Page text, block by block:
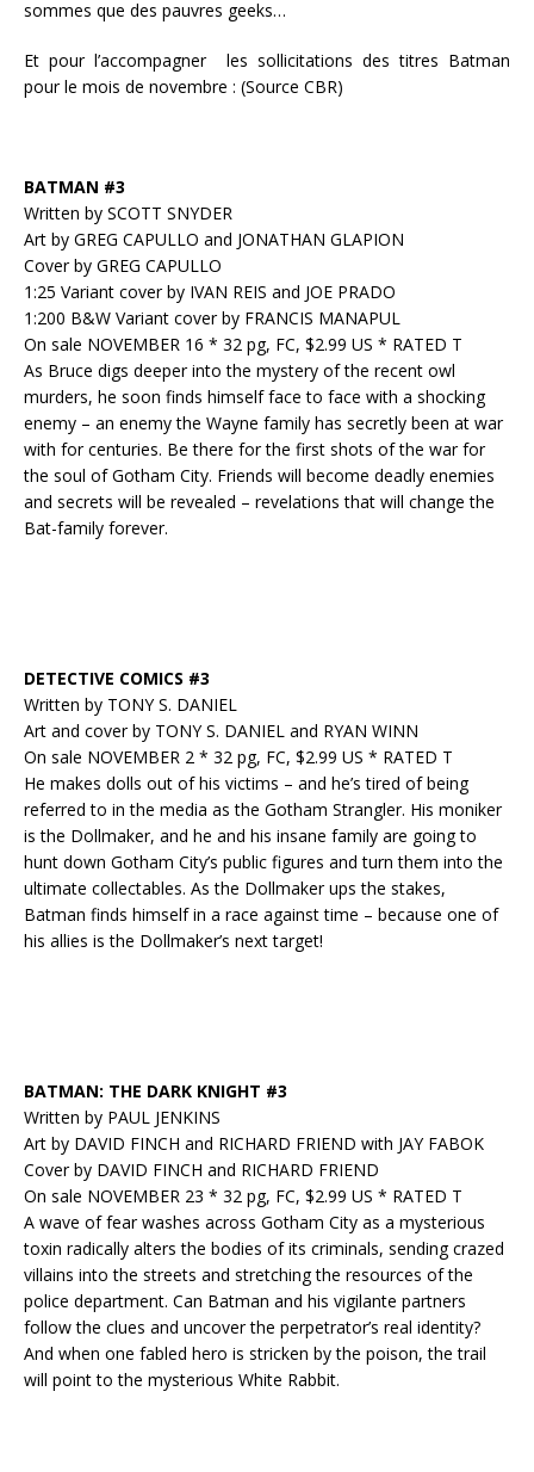
sommes que des pauvres geeks…
Et pour l’accompagner les sollicitations des titres Batman
pour le mois de novembre : (Source CBR)
BATMAN #3
Written by SCOTT SNYDER
Art by GREG CAPULLO and JONATHAN GLAPION
Cover by GREG CAPULLO
1:25 Variant cover by IVAN REIS and JOE PRADO
1:200 B&W Variant cover by FRANCIS MANAPUL
On sale NOVEMBER 16 * 32 pg, FC, $2.99 US * RATED T
As Bruce digs deeper into the mystery of the recent owl
murders, he soon finds himself face to face with a shocking
enemy – an enemy the Wayne family has secretly been at war
with for centuries. Be there for the first shots of the war for
the soul of Gotham City. Friends will become deadly enemies
and secrets will be revealed – revelations that will change the
Bat-family forever.
DETECTIVE COMICS #3
Written by TONY S. DANIEL
Art and cover by TONY S. DANIEL and RYAN WINN
On sale NOVEMBER 2 * 32 pg, FC, $2.99 US * RATED T
He makes dolls out of his victims – and he’s tired of being
referred to in the media as the Gotham Strangler. His moniker
is the Dollmaker, and he and his insane family are going to
hunt down Gotham City’s public figures and turn them into the
ultimate collectables. As the Dollmaker ups the stakes,
Batman finds himself in a race against time – because one of
his allies is the Dollmaker’s next target!
BATMAN: THE DARK KNIGHT #3
Written by PAUL JENKINS
Art by DAVID FINCH and RICHARD FRIEND with JAY FABOK
Cover by DAVID FINCH and RICHARD FRIEND
On sale NOVEMBER 23 * 32 pg, FC, $2.99 US * RATED T
A wave of fear washes across Gotham City as a mysterious
toxin radically alters the bodies of its criminals, sending crazed
villains into the streets and stretching the resources of the
police department. Can Batman and his vigilante partners
follow the clues and uncover the perpetrator’s real identity?
And when one fabled hero is stricken by the poison, the trail
will point to the mysterious White Rabbit.